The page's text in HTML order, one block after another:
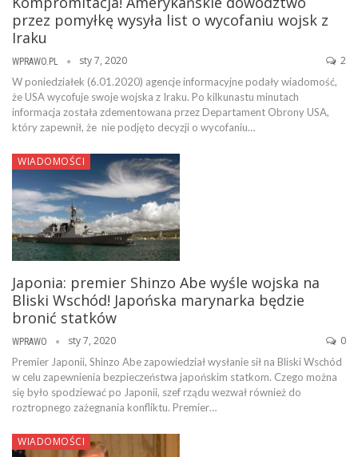
przez pomyłkę wysyła list o wycofaniu wojsk z
Iraku
WPRAWO.PL sty 7, 2020 2
W poniedziałek (6.01.2020) agencje informacyjne podały wiadomość,
że USA wycofuje swoje wojska z Iraku. Po kilkunastu minutach
informacja została zdementowana przez Departament Obrony USA,
który zapewnił, że nie podjęto decyzji o wycofaniu…
WIADOMOŚCI
Japonia: premier Shinzo Abe wyśle wojska na
Bliski Wschód! Japońska marynarka będzie
bronić statków
WPRAWO sty 7, 2020 0
Premier Japonii, Shinzo Abe zapowiedział wysłanie sił na Bliski Wschód
w celu zapewnienia bezpieczeństwa japońskim statkom. Czego można
się było spodziewać po Japonii, szef rządu wezwał również do
roztropnego zażegnania konfliktu. Premier…
WIADOMOŚCI